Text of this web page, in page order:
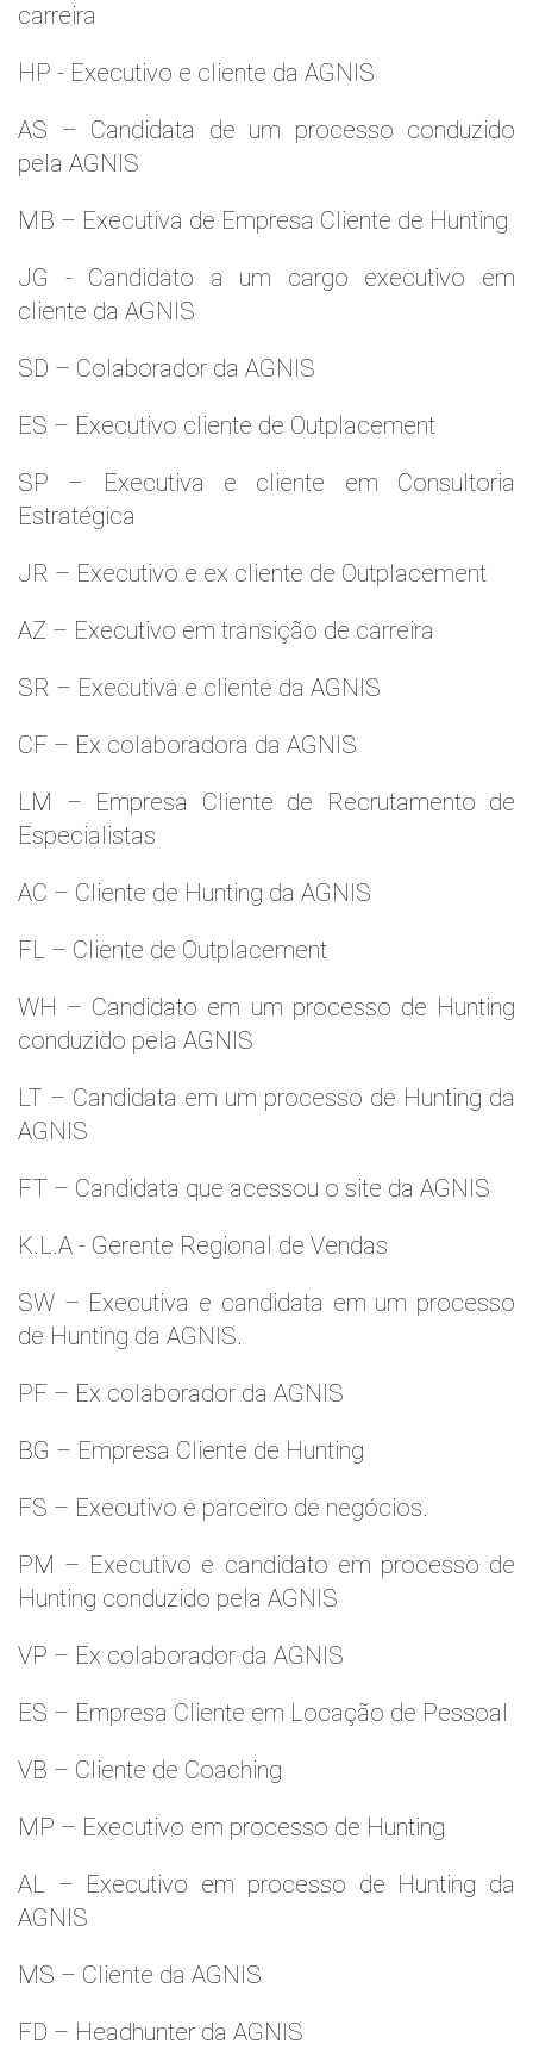
carreira
HP - Executivo e cliente da AGNIS
AS – Candidata de um processo conduzido
pela AGNIS
MB – Executiva de Empresa Cliente de Hunting
JG - Candidato a um cargo executivo em
cliente da AGNIS
SD – Colaborador da AGNIS
ES – Executivo cliente de Outplacement
SP – Executiva e cliente em Consultoria
Estratégica
JR – Executivo e ex cliente de Outplacement
AZ – Executivo em transição de carreira
SR – Executiva e cliente da AGNIS
CF – Ex colaboradora da AGNIS
LM – Empresa Cliente de Recrutamento de
Especialistas
AC – Cliente de Hunting da AGNIS
FL – Cliente de Outplacement
WH – Candidato em um processo de Hunting
conduzido pela AGNIS
LT – Candidata em um processo de Hunting da
AGNIS
FT – Candidata que acessou o site da AGNIS
K.L.A - Gerente Regional de Vendas
SW – Executiva e candidata em um processo
de Hunting da AGNIS.
PF – Ex colaborador da AGNIS
BG – Empresa Cliente de Hunting
FS – Executivo e parceiro de negócios.
PM – Executivo e candidato em processo de
Hunting conduzido pela AGNIS
VP – Ex colaborador da AGNIS
ES – Empresa Cliente em Locação de Pessoal
VB – Cliente de Coaching
MP – Executivo em processo de Hunting
AL – Executivo em processo de Hunting da
AGNIS
MS – Cliente da AGNIS
FD – Headhunter da AGNIS